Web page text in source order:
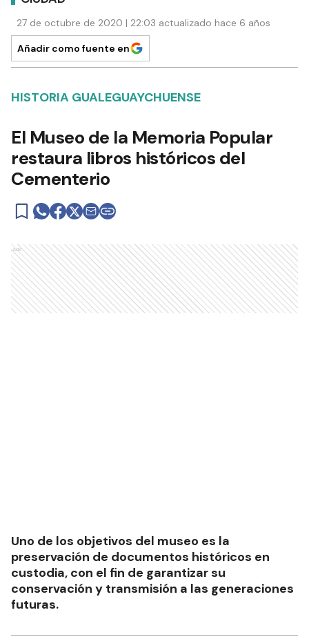
27 de octubre de 2020 | 22:03 actualizado hace 6 años
Añadir como fuente en
HISTORIA GUALEGUAYCHUENSE
El Museo de la Memoria Popular
restaura libros históricos del
Cementerio
Ads
Uno de los objetivos del museo es la
preservación de documentos históricos en
custodia, con el fin de garantizar su
conservación y transmisión a las generaciones
futuras.